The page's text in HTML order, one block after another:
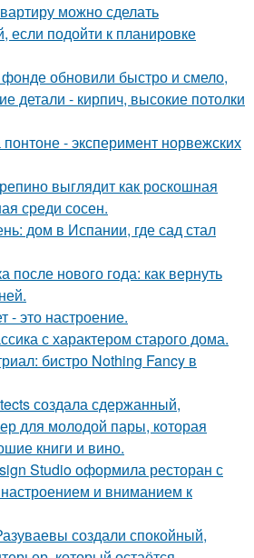
можно сделать
если подойти к планировке
обновили быстро и смело,
детали - кирпич, высокие потолки
- эксперимент норвежских
выглядит как роскошная
среди сосен.
дом в Испании, где сад стал
после нового года: как вернуть
- это настроение.
с характером старого дома.
бистро Nothing Fancy в
создала сдержанный,
для молодой пары, которая
книги и вино.
Studio оформила ресторан с
и вниманием к
создали спокойный,